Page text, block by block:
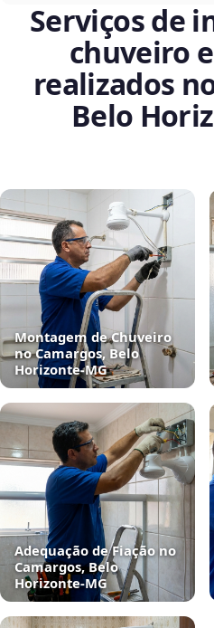
Serviços de
chuveiro
realizados
Belo
Montagem de Chuveiro
no Camargos, Belo
Horizonte‑MG
Adequação de Fiação no
Camargos, Belo
Horizonte‑MG